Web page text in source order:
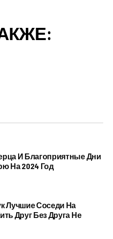
И Благоприятные Дни
На 2024 Год
Лучшие Соседи На
Друг Без Друга Не